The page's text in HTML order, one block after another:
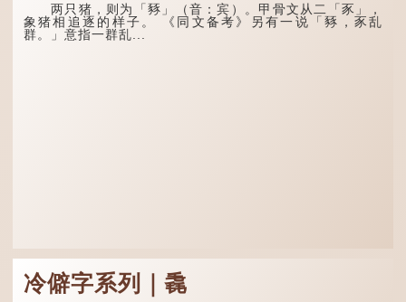
李白作此诗时，大约是
天宝十一年。当时他已被唐
玄宗赐金放还约八年，这期
两只猪，则为「豩」（音：宾）。甲骨文从二「豕」，
象猪相追逐的样子。 《同文备考》另有一说「豩，豕乱
群。」意指一群乱...
冷僻字系列｜毳